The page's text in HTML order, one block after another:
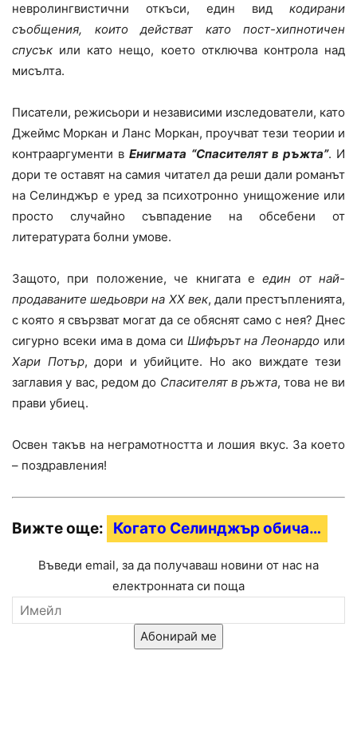
невролингвистични откъси, един вид кодирани
съобщения, които действат като пост-хипнотичен
спусък или като нещо, което отключва контрола над
мисълта.
Писатели, режисьори и независими изследователи, като
Джеймс Моркан и Ланс Моркан, проучват тези теории и
контрааргументи вЕнигмата “Спасителят в ръжта”. И
дори те оставят на самия читател да реши дали романът
на Селинджър е уред за психотронно унищожение или
просто случайно съвпадение на обсебени от
литературата болни умове.
Защото, при положение, че книгата еедин от най-
продаваните шедьоври на XXвек, дали престъпленията,
с която я свързват могат да се обяснят само с нея? Днес
сигурно всеки има в дома си Шифърът на Леонардо или
Хари Потър, дори и убийците. Но ако виждате тези
заглавия у вас, редом до Спасителят в ръжта, това не ви
прави убиец.
Освен такъв на неграмотността и лошия вкус. За което
– поздравления!
Вижте още: Когато Селинджър обича…
Въведи email, за да получаваш новини от нас на
електронната си поща
Абонирай ме